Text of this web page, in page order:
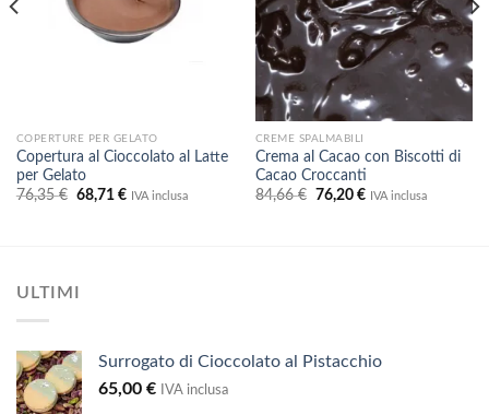
COPERTURE PER GELATO
Copertura al Cioccolato al Latte
per Gelato
76,35€ Il
68,71 €IlIVA inclusa
CREME SPALMABILI
Crema al Cacao con Biscotti di
Cacao Croccanti
84,66€ Il76,20 €IlIVA inclusa
ULTIMI
Surrogato di Cioccolato al Pistacchio
65,00 € IVA inclusa